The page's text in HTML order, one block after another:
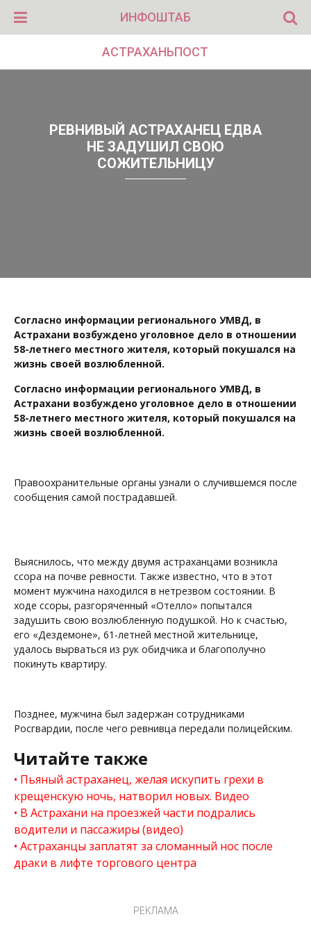
ИНФОШТАБ
АСТРАХАНЬПОСТ
РЕВНИВЫЙ АСТРАХАНЕЦ ЕДВА
НЕ ЗАДУШИЛ СВОЮ
СОЖИТЕЛЬНИЦУ
Согласно информации регионального УМВД, в
Астрахани возбуждено уголовное дело в отношении
58-летнего местного жителя, который покушался на
жизнь своей возлюбленной.
Согласно информации регионального УМВД, в
Астрахани возбуждено уголовное дело в отношении
58-летнего местного жителя, который покушался на
жизнь своей возлюбленной.
Правоохранительные органы узнали о случившемся после
сообщения самой пострадавшей.
Выяснилось, что между двумя астраханцами возникла
ссора на почве ревности. Также известно, что в этот
момент мужчина находился в нетрезвом состоянии. В
ходе ссоры, разгоряченный «Отелло» попытался
задушить свою возлюбленную подушкой. Но к счастью,
его «Дездемоне», 61-летней местной жительнице,
удалось вырваться из рук обидчика и благополучно
покинуть квартиру.
Позднее, мужчина был задержан сотрудниками
Росгвардии, после чего ревнивца передали полицейским.
Читайте также
Пьяный астраханец, желая искупить грехи в
крещенскую ночь, натворил новых. Видео
В Астрахани на проезжей части подрались
водители и пассажиры (видео)
Астраханцы заплатят за сломанный нос после
драки в лифте торгового центра
РЕКЛАМА